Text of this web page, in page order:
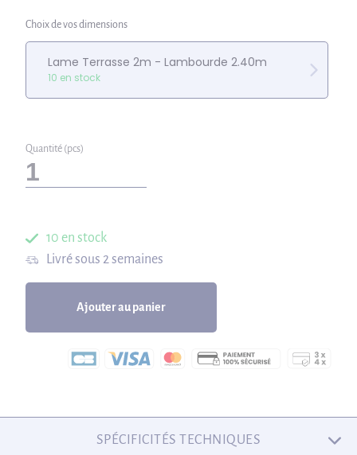
Choix de vos dimensions
Lame Terrasse 2m - Lambourde 2.40m
10 en stock
Quantité (pcs)
10 en stock
Livré sous 2 semaines
Ajouter au panier
SPÉCIFICITÉS TECHNIQUES